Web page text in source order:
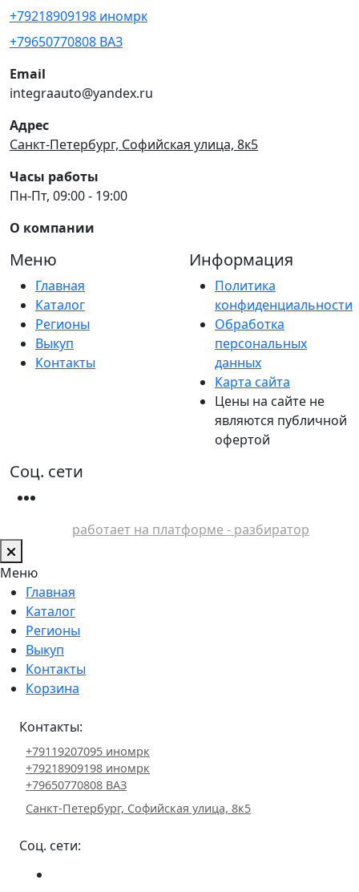
+79218909198 иномрк
+79650770808 ВАЗ
Email
integraauto@yandex.ru
Адрес
Санкт-Петербург, Софийская улица, 8к5
Часы работы
Пн-Пт, 09:00 - 19:00
О компании
Меню
Главная
Каталог
Регионы
Выкуп
Контакты
Информация
Политика
конфиденциальности
Обработка
персональных
данных
Карта сайта
Цены на сайте не
являются публичной
офертой
Соц. сети
работает на платформе - разбиратор
Меню
Главная
Каталог
Регионы
Выкуп
Контакты
Корзина
Контакты:
+79119207095 иномрк
+79218909198 иномрк
+79650770808 ВАЗ
Санкт-Петербург, Софийская улица, 8к5
Соц. сети: